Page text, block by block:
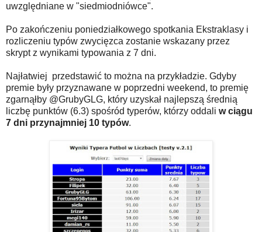
uwzględniane w "siedmiodniówce".
Po zakończeniu poniedziałkowego spotkania Ekstraklasy i
rozliczeniu typów zwycięzca zostanie wskazany przez
skrypt z wynikami typowania z 7 dni.
Najłatwiej przedstawić to można na przykładzie. Gdyby
premie były przyznawane w poprzedni weekend, to premię
zgarnąłby @GrubyGLG, który uzyskał najlepszą średnią
liczbę punktów (6.3) spośród typerów, którzy oddali w ciągu
7 dni przynajmniej 10 typów.